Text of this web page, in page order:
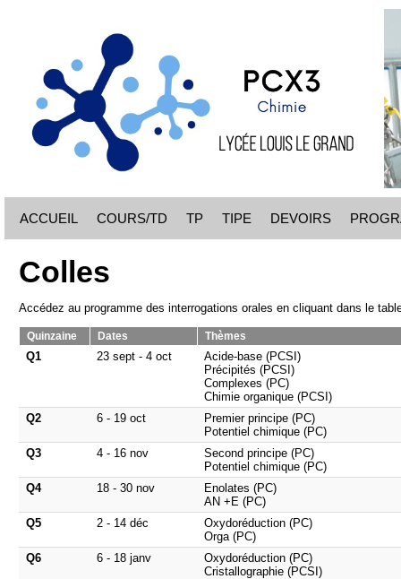
ACCUEIL COURS/TD TP TIPE DEVOIRS
Colles
Accédez au programme des interrogations orales en cliquant dans le
Quinzaine Dates Thèmes
Q1 23 sept - 4 oct
Acide-base (PCSI)
Précipités (PCSI)
Complexes (PC)
Chimie organique (PCSI)
Q2
6 - 19 oct
Premier principe (PC)
Potentiel chimique (PC)
Q3
4 - 16 nov
Second principe (PC)
Potentiel chimique (PC)
Q4
18 - 30 nov
Enolates (PC)
AN +E (PC)
Q5
2 - 14 déc
Oxydoréduction (PC)
Orga (PC)
Q6
6 - 18 janv
Oxydoréduction (PC)
Cristallographie (PCSI)